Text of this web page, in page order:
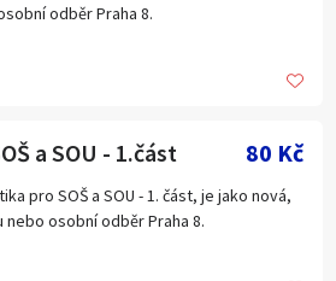
odběr Praha 8.
a SOU - 1.část 80 Kč
pro SOŠ a SOU - 1. část, je jako nová,
osobní odběr Praha 8.